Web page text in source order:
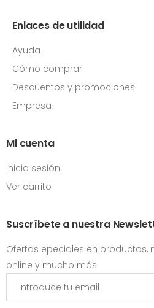
Enlaces de utilidad
Ayuda
Cómo comprar
Descuentos y promociones
Empresa
Mi cuenta
Inicia sesión
Ver carrito
Suscríbete a nuestra
Ofertas epeciales en productos,
online y mucho más.